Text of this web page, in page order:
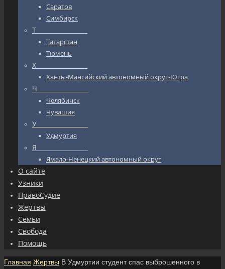
Саратов
Симбирск
Т_________________
Татарстан
Тюмень
Х_________________
Ханты-Мансийский автономный округ-Югра
Ч_________________
Челябинск
Чувашия
У_________________
Удмуртия
Я_________________
Ямало-Ненецкий автономный округ
О сайте
Узники
ПравоСудие
Жертвы
Семьи
Свобода
Помощь
Главная Жертвы В Удмуртии студент спас выброшенного в